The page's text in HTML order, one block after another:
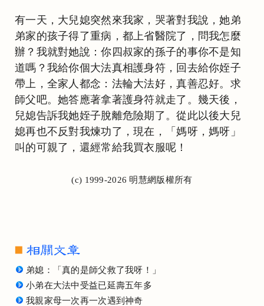
有一天，大兒媳突然來我家，哭著對我說，她弟
弟家的孩子得了重病，都上省醫院了，問我怎麼
辦？我就對她說：你四叔家的孫子的事你不是知
道嗎？我給你個大法真相護身符，回去給你姪子
帶上，全家人都念：法輪大法好，真善忍好。求
師父吧。她答應著拿著護身符就走了。幾天後，
兒媳告訴我她姪子脫離危險期了。從此以後大兒
媳再也不反對我煉功了，現在，「媽呀，媽呀」
叫的可親了，還經常給我買衣服呢！
(c) 1999-2026 明慧網版權所有
弟媳：「真的是師父救了我呀！」
小弟在大法中受益已延壽五年多
我親家母一次再一次遇到神奇